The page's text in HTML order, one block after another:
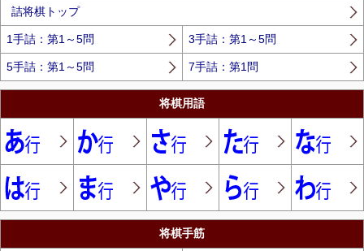
詰将棋トップ
1手詰：第1～5問 3手詰：第1～5問
5手詰：第1～5問 7手詰：第1問
将棋用語
将棋手筋